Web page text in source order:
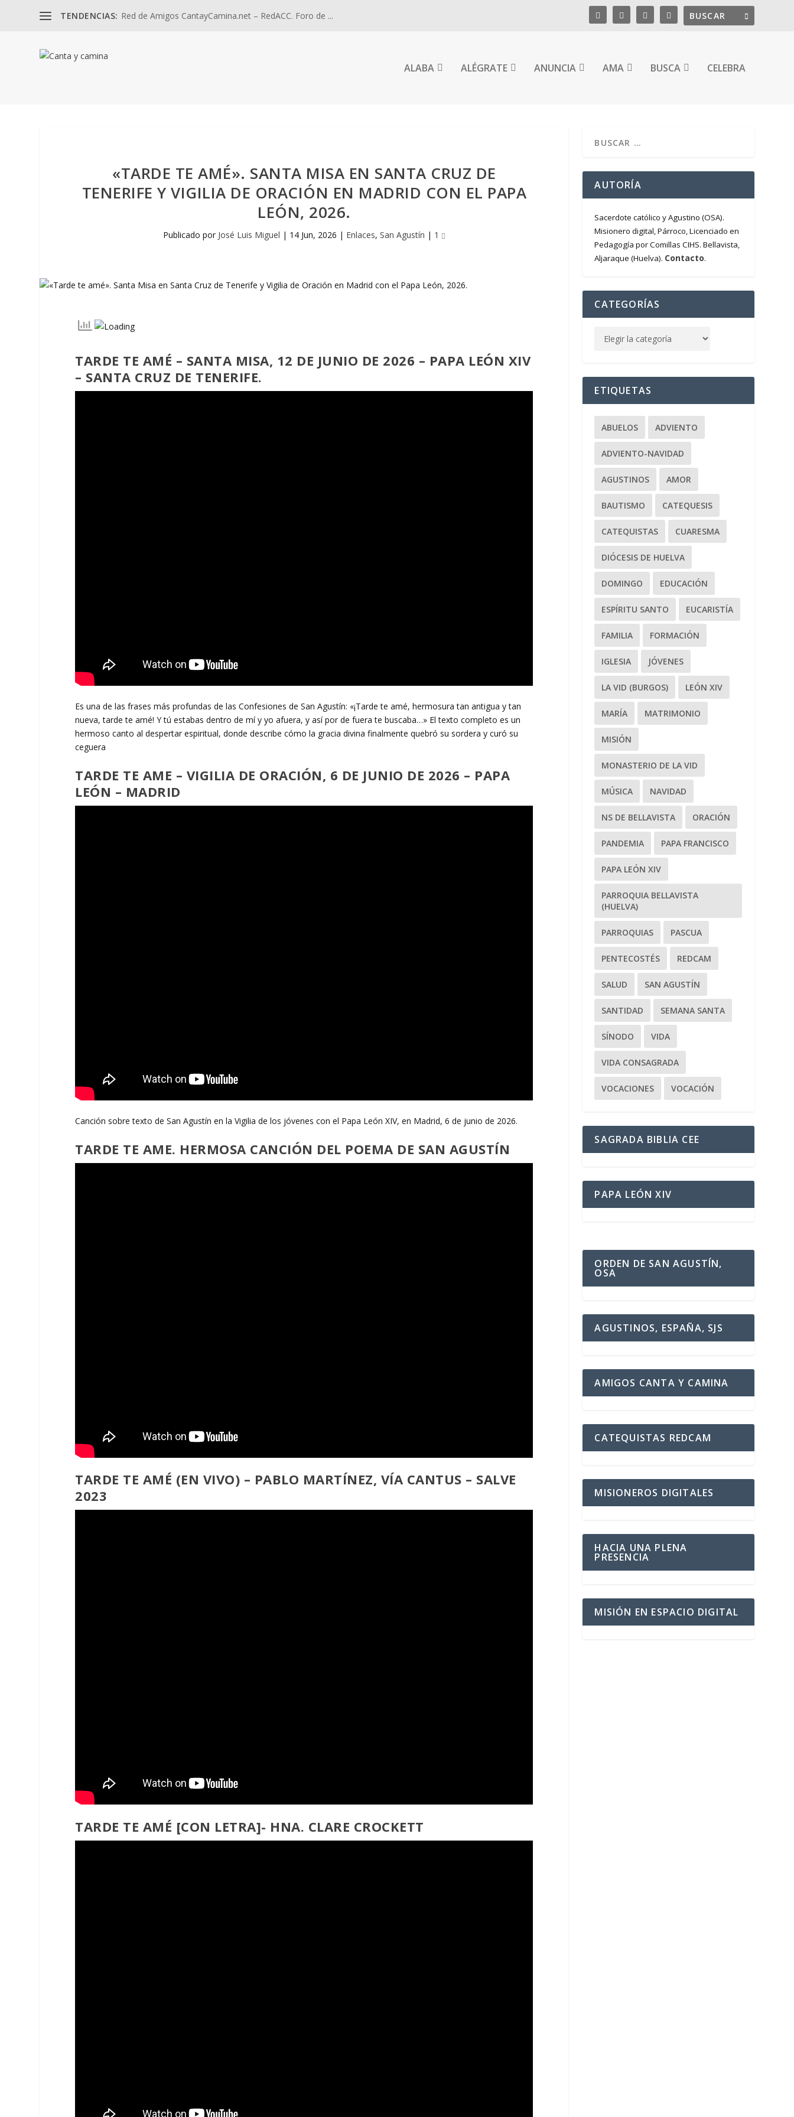
TENDENCIAS: Red de Amigos CantayCamina.net – RedACC. Foro de ...
ALABA ALÉGRATE ANUNCIA AMA BUSCA CELEBRA
«TARDE TE AMÉ». SANTA MISA EN SANTA CRUZ DE
TENERIFE Y VIGILIA DE ORACIÓN EN MADRID CON EL PAPA
LEÓN, 2026.
Publicado por José Luis Miguel | 14 Jun, 2026 | Enlaces, San Agustín | 1
TARDE TE AMÉ – SANTA MISA, 12 DE JUNIO DE 2026 – PAPA LEÓN XIV
– SANTA CRUZ DE TENERIFE.
Es una de las frases más profundas de las Confesiones de San Agustín: «¡Tarde te amé, hermosura tan antigua y tan
nueva, tarde te amé! Y tú estabas dentro de mí y yo afuera, y así por de fuera te buscaba…» El texto completo es un
hermoso canto al despertar espiritual, donde describe cómo la gracia divina finalmente quebró su sordera y curó su
ceguera
TARDE TE AME – VIGILIA DE ORACIÓN, 6 DE JUNIO DE 2026 – PAPA
LEÓN – MADRID
Canción sobre texto de San Agustín en la Vigilia de los jóvenes con el Papa León XIV, en Madrid, 6 de junio de 2026.
TARDE TE AME. HERMOSA CANCIÓN DEL POEMA DE SAN AGUSTÍN
TARDE TE AMÉ (EN VIVO) – PABLO MARTÍNEZ, VÍA CANTUS – SALVE
2023
TARDE TE AMÉ [CON LETRA]- HNA. CLARE CROCKETT
AUTORÍA
Sacerdote católico y Agustino (OSA).
Misionero digital, Párroco, Licenciado en
Pedagogía por Comillas CIHS. Bellavista,
Aljaraque (Huelva). Contacto.
CATEGORÍAS
ETIQUETAS
ABUELOS ADVIENTO
ADVIENTO-NAVIDAD
AGUSTINOS AMOR
BAUTISMO CATEQUESIS
CATEQUISTAS CUARESMA
DIÓCESIS DE HUELVA
DOMINGO EDUCACIÓN
ESPÍRITU SANTO EUCARISTÍA
FAMILIA FORMACIÓN
IGLESIA JÓVENES
LA VID (BURGOS) LEÓN XIV
MARÍA MATRIMONIO
MISIÓN
MONASTERIO DE LA VID
MÚSICA NAVIDAD
NS DE BELLAVISTA ORACIÓN
PANDEMIA PAPA FRANCISCO
PAPA LEÓN XIV
PARROQUIA BELLAVISTA
(HUELVA)
PARROQUIAS PASCUA
PENTECOSTÉS REDCAM
SALUD SAN AGUSTÍN
SANTIDAD SEMANA SANTA
SÍNODO VIDA
VIDA CONSAGRADA
VOCACIONES VOCACIÓN
SAGRADA BIBLIA CEE
PAPA LEÓN XIV
ORDEN DE SAN AGUSTÍN,
OSA
AGUSTINOS, ESPAÑA, SJS
AMIGOS CANTA Y CAMINA
CATEQUISTAS REDCAM
MISIONEROS DIGITALES
HACIA UNA PLENA
PRESENCIA
MISIÓN EN ESPACIO DIGITAL